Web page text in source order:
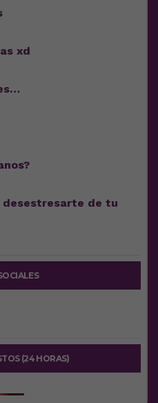
xd
desestresarte de tu
(24 HORAS)